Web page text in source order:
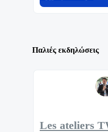
Παλιές εκδηλώσεις
Les ateliers